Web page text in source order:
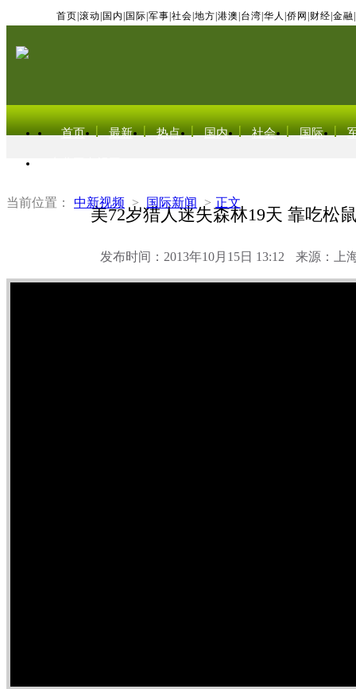
首页 滚动 国内 国际 军事 社会 地方 港澳 台湾 华人 侨网 财经 金融
首页 最新 热点 国内 社会 国际
当前位置： 中新视频 > 国际新闻 > 正文
美72岁猎人迷失森林19天 靠吃松
发布时间：2013年10月15日 13:12 来源：上